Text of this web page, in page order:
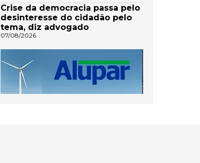
Crise da democracia passa pelo
desinteresse do cidadão pelo
tema, diz advogado
07/08/2026